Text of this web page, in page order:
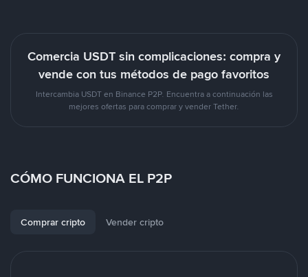
Comercia USDT sin complicaciones: compra y
vende con tus métodos de pago favoritos
Intercambia USDT en Binance P2P. Encuentra a continuación las
mejores ofertas para comprar y vender Tether.
CÓMO FUNCIONA EL P2P
Comprar cripto Vender cripto